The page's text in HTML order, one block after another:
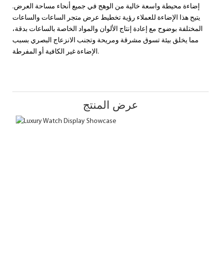
إضاءة محيطة واسعة خالية من الوهج في جميع أنحاء مساحة العرض.
يتيح هذا الإضاءة للعملاء رؤية تخطيط عرض متجر الساعات والساعات
المختلفة بوضوح مع إعادة إنتاج الألوان والمواد الخاصة بالساعات بدقة،
مما يخلق بيئة تسوق مشرقة ومريحة وتجنب الانزعاج البصري بسبب
الإضاءة غير الكافية أو المفرطة.
عرض المنتج